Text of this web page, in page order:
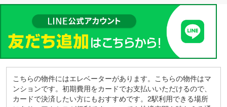
こちらの物件にはエレベーターがあります。こちらの物件はマ
ンションです。初期費用をカードでお支払いいただけるので、
カードで決済したい方にもおすすめです。2駅利用できる場所